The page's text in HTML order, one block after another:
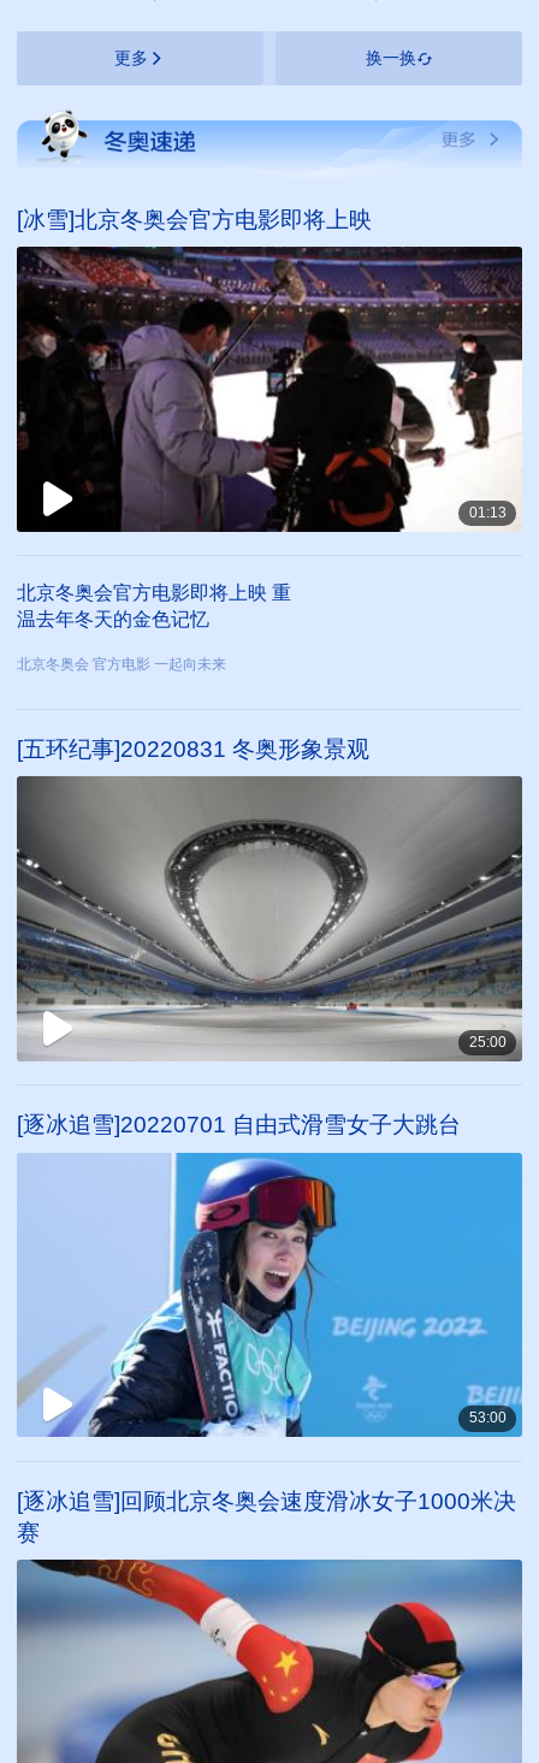
更多 换一换
[冰雪]北京冬奥会官方电影即将上映
01:13
北京冬奥会官方电影即将上映 重
温去年冬天的金色记忆
北京冬奥会 官方电影 一起向未来
[五环纪事]20220831 冬奥形象景观
25:00
[逐冰追雪]20220701 自由式滑雪女子大跳台
53:00
[逐冰追雪]回顾北京冬奥会速度滑冰女子1000米决
赛